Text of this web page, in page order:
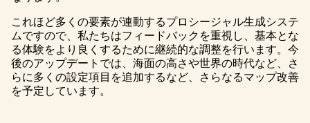
これほど多くの要素が連動するプロシージャル生成システ
ムですので、私たちはフィードバックを重視し、基本とな
る体験をより良くするために継続的な調整を行います。今
後のアップデートでは、海面の高さや世界の時代など、さ
らに多くの設定項目を追加するなど、さらなるマップ改善
を予定しています。